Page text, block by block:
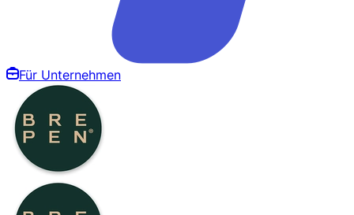
Für Unternehmen